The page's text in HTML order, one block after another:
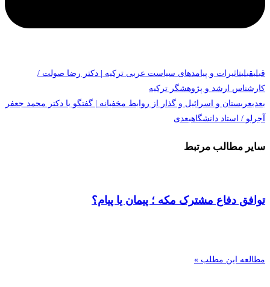
قبلیقبلیتاثیرات و پیامدهای سیاست عربی ترکیه | دکتر رضا صولت /
کارشناس ارشد و پژوهشگر ترکیه
بعدیعربستان و اسرائیل و گذار از روابط مخفیانه | گفتگو با دکتر محمد جعفر
آجرلو / استاد دانشگاهبعدی
سایر مطالب مرتبط
توافق دفاع مشترک مکه ؛ پیمان یا پیام؟
مطالعه این مطلب »